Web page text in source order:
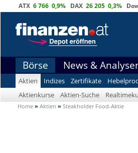
ATX 6 766 0,9% DAX 26 205 0,3%
Börse News &
Aktien Indizes Zertifikate
Aktienkurse
Aktien-Suche
Home » Aktien » Steakholder Food-Aktie